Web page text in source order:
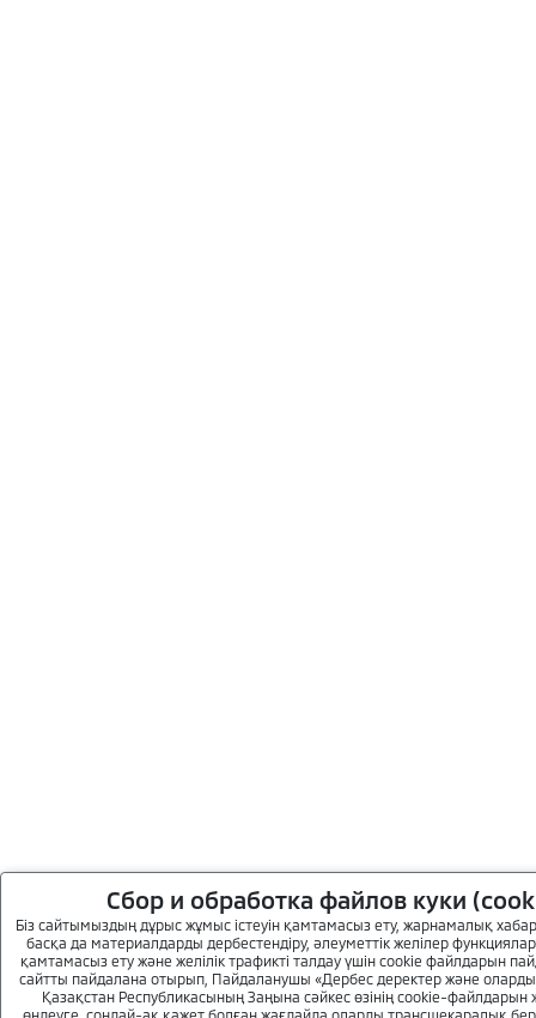
Сбор и обработка файлов куки
Біз сайтымыздың дұрыс жұмыс істеуін қамтамасыз ету, жарнамалық
басқа да материалдарды дербестендіру, әлеуметтік желілер
қамтамасыз ету және желілік трафикті талдау үшін cookie файлдарын
сайтты пайдалана отырып, Пайдаланушы «Дербес деректер және
Қазақстан Республикасының Заңына сәйкес өзінің cookie-файлдарын
өңдеуге, сондай-ақ қажет болған жағдайда оларды трансшекаралық